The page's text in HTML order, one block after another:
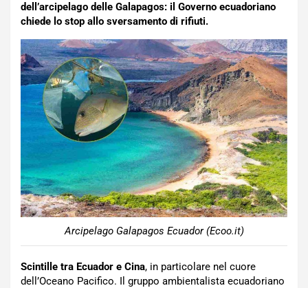
dell’arcipelago delle Galapagos: il Governo ecuadoriano
chiede lo stop allo sversamento di rifiuti.
Arcipelago Galapagos Ecuador (Ecoo.it)
Scintille tra Ecuador e Cina, in particolare nel cuore
dell’Oceano Pacifico. Il gruppo ambientalista ecuadoriano